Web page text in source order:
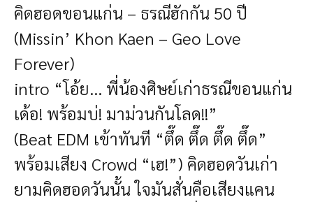
คิดฮอดขอนแก่น – ธรณีฮักกัน 50 ปี
(Missin’ Khon Kaen – Geo Love
Forever)
intro “โอ้ย... พี่น้องศิษย์เก่าธรณีขอนแก่น
เด้อ! พร้อมบ่! มาม่วนกันโลด!!”
(Beat EDM เข้าทันที “ตึ๊ด ตึ๊ด ตึ๊ด ตึ๊ด”
พร้อมเสียง Crowd “เฮ!”) คิดฮอดวันเก่า
ยามคิดฮอดวันนั้น ใจมันสั่นคือเสียงแคน